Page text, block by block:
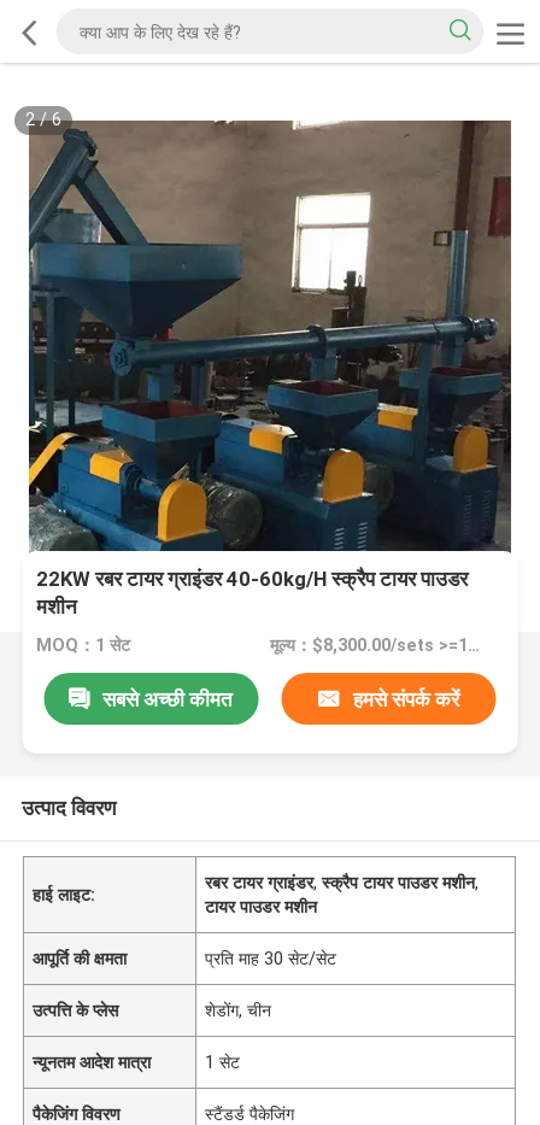
2/6
22KW रबर टायर ग्राइंडर 40-60kg/H स्क्रैप टायर पाउडर
मशीन
MOQ：1 सेट मूल्य：$8,300.00/sets >=1 sets
सबसे अच्छी कीमत हमसे संपर्क करें
उत्पाद विवरण
हाई लाइट:
रबर टायर ग्राइंडर,स्क्रैप टायर पाउडर मशीन,
टायर पाउडर मशीन
आपूर्ति की क्षमता प्रति माह 30 सेट/सेट
उत्पत्ति के प्लेस शेडोंग, चीन
न्यूनतम आदेश मात्रा 1 सेट
पैकेजिंग विवरण स्टैंडर्ड पैकेजिंग